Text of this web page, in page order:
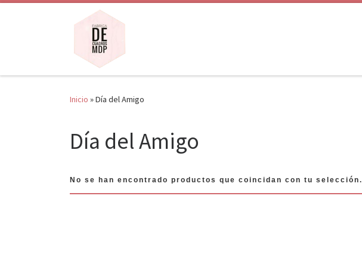
Saltar al contenido
Inicio »Día del Amigo
Día del Amigo
No se han encontrado productos que coincidan con tu selección.